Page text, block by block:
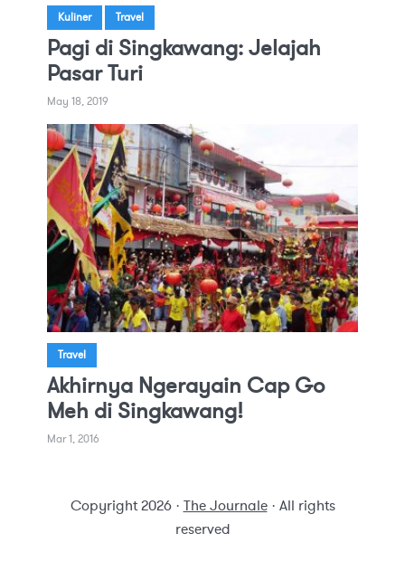
Kuliner Travel
Pagi di Singkawang: Jelajah
Pasar Turi
May 18, 2019
Travel
Akhirnya Ngerayain Cap Go
Meh di Singkawang!
Mar 1, 2016
Copyright 2026 · The Journale· All rights
reserved